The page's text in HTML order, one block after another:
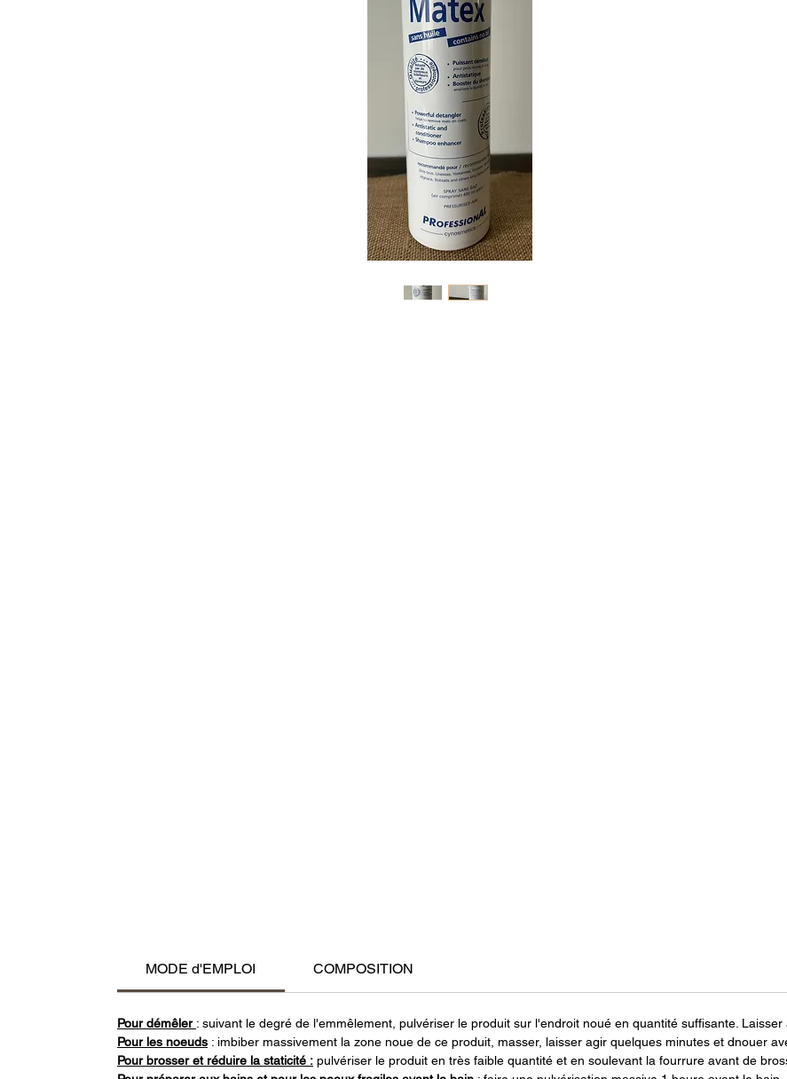
MODE d'EMPLOI COMPOSITION
Pour démêler : suivant le degré de l'emmêlement, pulvériser le produit sur l'endroit noué en quantité suffisante. Laisser
Pour les noeuds : imbiber massivement la zone noue de ce produit, masser, laisser agir quelques minutes et dnouer
Pour brosser et réduire la staticité : pulvériser le produit en très faible quantité et en soulevant la fourrure avant de